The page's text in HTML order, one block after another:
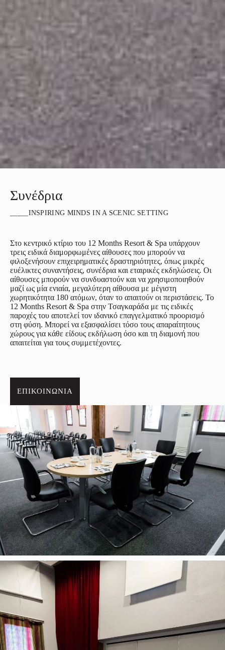
Συνέδρια
_____INSPIRING MINDS IN A SCENIC SETTING
Στο κεντρικό κτίριο του 12 Months Resort & Spa υπάρχουν
τρεις ειδικά διαμορφωμένες αίθουσες που μπορούν να
φιλοξενήσουν επιχειρηματικές δραστηριότητες, όπως μικρές
ευέλικτες συναντήσεις, συνέδρια και εταιρικές εκδηλώσεις. Οι
αίθουσες μπορούν να συνδυαστούν και να χρησιμοποιηθούν
μαζί ως μία ενιαία, μεγαλύτερη αίθουσα με μέγιστη
χωρητικότητα 180 ατόμων, όταν το απαιτούν οι περιστάσεις. Το
12 Months Resort & Spa στην Τσαγκαράδα με τις ειδικές
παροχές του αποτελεί τον ιδανικό επαγγελματικό προορισμό
στη φύση. Μπορεί να εξασφαλίσει τόσο τους απαραίτητους
χώρους για κάθε είδους εκδήλωση όσο και τη διαμονή που
απαιτείται για τους συμμετέχοντες.
ΕΠΙΚΟΙΝΩΝΙΑ